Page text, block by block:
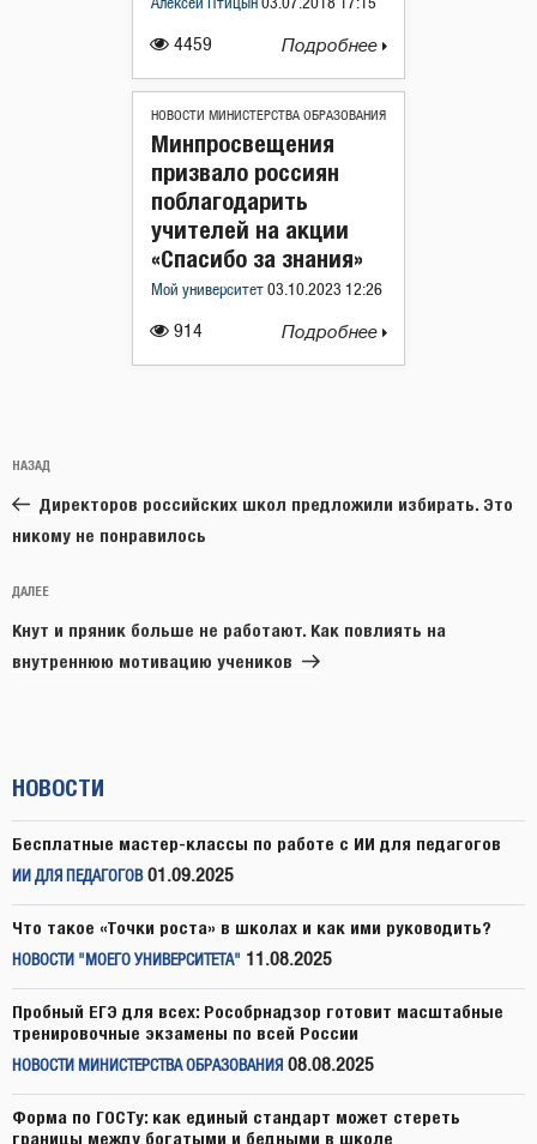
4459
Алексей Птицын 03.07.2018 17:15
Подробнее
НОВОСТИ МИНИСТЕРСТВА ОБРАЗОВАНИЯ
914
Минпросвещения
призвало россиян
поблагодарить
учителей на акции
«Спасибо за знания»
Мой университет 03.10.2023 12:26
Подробнее
по
записям
Предыдущая
запись:
НАЗАД
Директоров российских школ предложили избирать. Это
никому не понравилось
Следующая
запись
ДАЛЕЕ
Кнут и пряник больше не работают. Как повлиять на
внутреннюю мотивацию учеников
НОВОСТИ
Бесплатные мастер-классы по работе с ИИ для педагогов
ИИ ДЛЯ ПЕДАГОГОВ 01.09.2025
Что такое «Точки роста» в школах и как ими руководить?
НОВОСТИ "МОЕГО УНИВЕРСИТЕТА" 11.08.2025
Пробный ЕГЭ для всех: Рособрнадзор готовит масштабные
тренировочные экзамены по всей России
НОВОСТИ МИНИСТЕРСТВА ОБРАЗОВАНИЯ 08.08.2025
Форма по ГОСТу: как единый стандарт может стереть
границы между богатыми и бедными в школе